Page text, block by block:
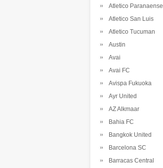
Atletico Paranaense
Atletico San Luis
Atletico Tucuman
Austin
Avai
Avai FC
Avispa Fukuoka
Ayr United
AZ Alkmaar
Bahia FC
Bangkok United
Barcelona SC
Barracas Central